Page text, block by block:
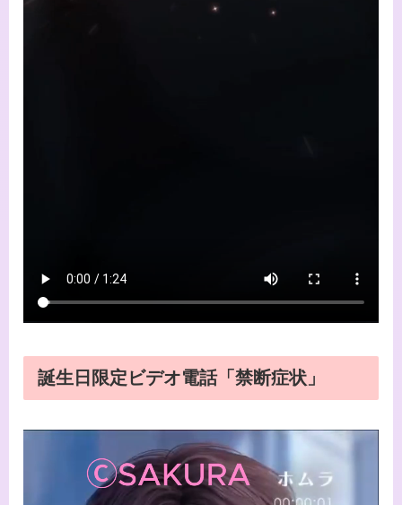
誕生日限定ビデオ電話「禁断症状」